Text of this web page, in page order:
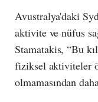
Avustralya'daki
aktivite ve nüfus
Stamatakis, “Bu
fiziksel aktiviteler
olmamasından